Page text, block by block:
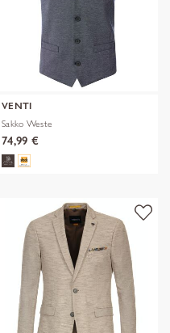
VENTI
Sakko Weste
74,99 €